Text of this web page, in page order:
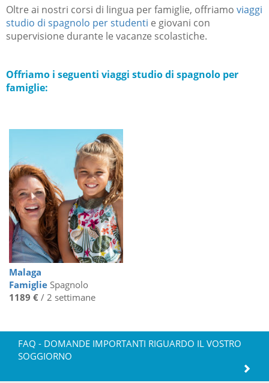
Oltre ai nostri corsi di lingua per famiglie, offriamo viaggi
studio di spagnolo per studenti e giovani con
supervisione durante le vacanze scolastiche.
Offriamo i seguenti viaggi studio di spagnolo per
famiglie:
Malaga
Famiglie Spagnolo
1189 € / 2 settimane
FAQ - DOMANDE IMPORTANTI RIGUARDO IL VOSTRO
SOGGIORNO